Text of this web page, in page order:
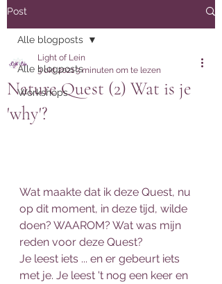
Post
Alle blogposts
Workshops
Alle blogposts
Nature Quest (2) Wat is je
'why'?
Light of Lein
3 okt 20213 minuten om te lezen
Wat maakte dat ik deze Quest, nu
op dit moment, in deze tijd, wilde
doen? WAAROM? Wat was mijn
reden voor deze Quest?
Je leest iets ... en er gebeurt iets
met je. Je leest 't nog een keer en